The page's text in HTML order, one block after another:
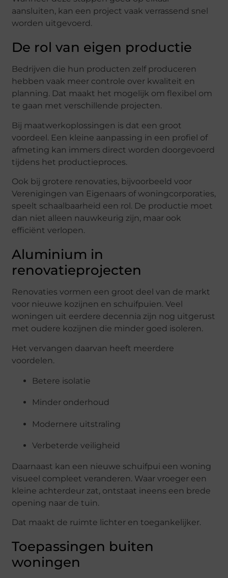
aansluiten, kan een projectvaakverrassend snel
worden uitgevoerd.
De rolvan eigen productie
Bedrijven die hun producten zelf produceren
hebbenvaak meer controle over kwaliteit en
planning. Dat maakt het mogelijk om flexibel om
te gaan metverschillende projecten.
Bij maatwerkoplossingen is dat een groot
voordeel. Een kleine aanpassing in een profiel of
afmeting kan immers directworden doorgevoerd
tijdens het productieproces.
Ook bij grotere renovaties, bijvoorbeeldvoor
Verenigingenvan Eigenaars ofwoningcorporaties,
speelt schaalbaarheid een rol. De productie moet
dan niet alleen nauwkeurig zijn, maar ook
efficiëntverlopen.
Aluminium in
renovatieprojecten
Renovatiesvormen een groot deelvan de markt
voor nieuwe kozijnen en schuifpuien.Veel
woningen uit eerdere decennia zijn nog uitgerust
met oudere kozijnen die minder goed isoleren.
Hetvervangen daarvan heeft meerdere
voordelen.
Betere isolatie
Minder onderhoud
Modernere uitstraling
Verbeterdeveiligheid
Daarnaast kan een nieuwe schuifpui eenwoning
visueel compleetveranderen. Waarvroeger een
kleine achterdeur zat, ontstaat ineens een brede
opening naar de tuin.
Dat maakt de ruimte lichter en toegankelijker.
Toepassingen buiten
woningen